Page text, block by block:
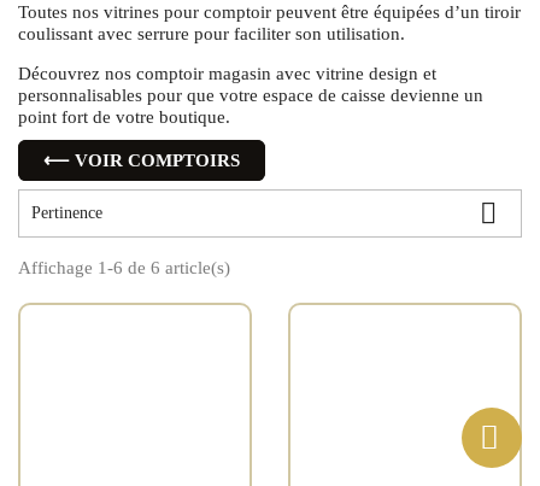
Toutes nos vitrines pour comptoir peuvent être équipées d’un tiroir
coulissant avec serrure pour faciliter son utilisation.
Découvrez nos comptoir magasin avec vitrine design et
personnalisables pour que votre espace de caisse devienne un
point fort de votre boutique.
⟵ VOIR COMPTOIRS
Pertinence 
Affichage 1-6 de 6 article(s)